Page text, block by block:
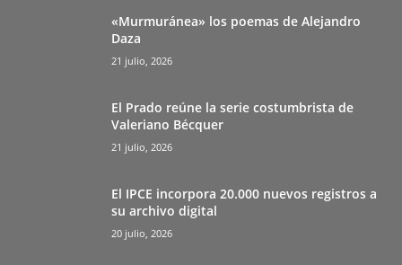
«Murmuránea» los poemas de Alejandro
Daza
21 julio, 2026
El Prado reúne la serie costumbrista de
Valeriano Bécquer
21 julio, 2026
El IPCE incorpora 20.000 nuevos registros a
su archivo digital
20 julio, 2026